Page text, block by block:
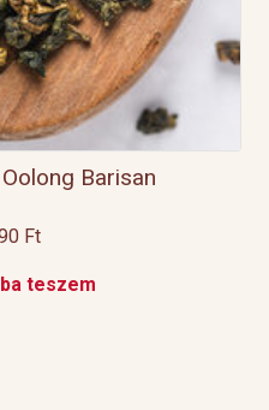
Barisan
Ft
teszem